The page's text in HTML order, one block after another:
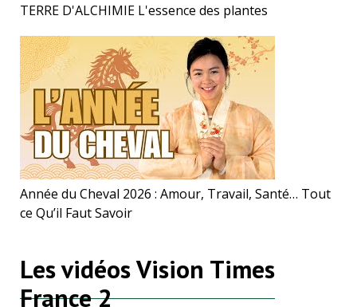
TERRE D'ALCHIMIE L'essence des plantes
Année du Cheval 2026 : Amour, Travail, Santé… Tout
ce Qu’il Faut Savoir
Les vidéos Vision Times
France 2